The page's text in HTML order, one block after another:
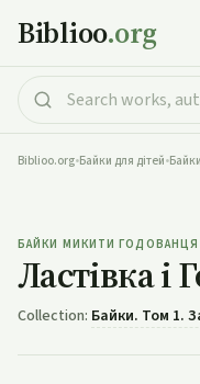
Biblioo.org
Biblioo.org•Байки для дітей•
БАЙКИ МИКИТИ ГОДОВАНЦЯ
Ластівка і
Collection: Байки. Том 1.